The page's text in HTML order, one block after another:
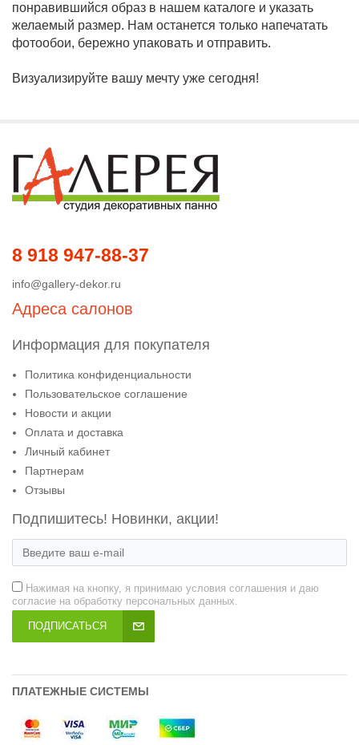
понравившийся образ в нашем каталоге и указать
желаемый размер. Нам останется только напечатать
фотообои, бережно упаковать и отправить.
Визуализируйте вашу мечту уже сегодня!
8 918 947-88-37
info@gallery-dekor.ru
Адреса салонов
Информация для покупателя
Политика конфиденциальности
Пользовательское соглашение
Новости и акции
Оплата и доставка
Личный кабинет
Партнерам
Отзывы
Подпишитесь! Новинки, акции!
Нажимая на кнопку, я принимаю условия соглашения и даю
согласие на обработку персональных данных.
ПОДПИСАТЬСЯ
ПЛАТЕЖНЫЕ СИСТЕМЫ